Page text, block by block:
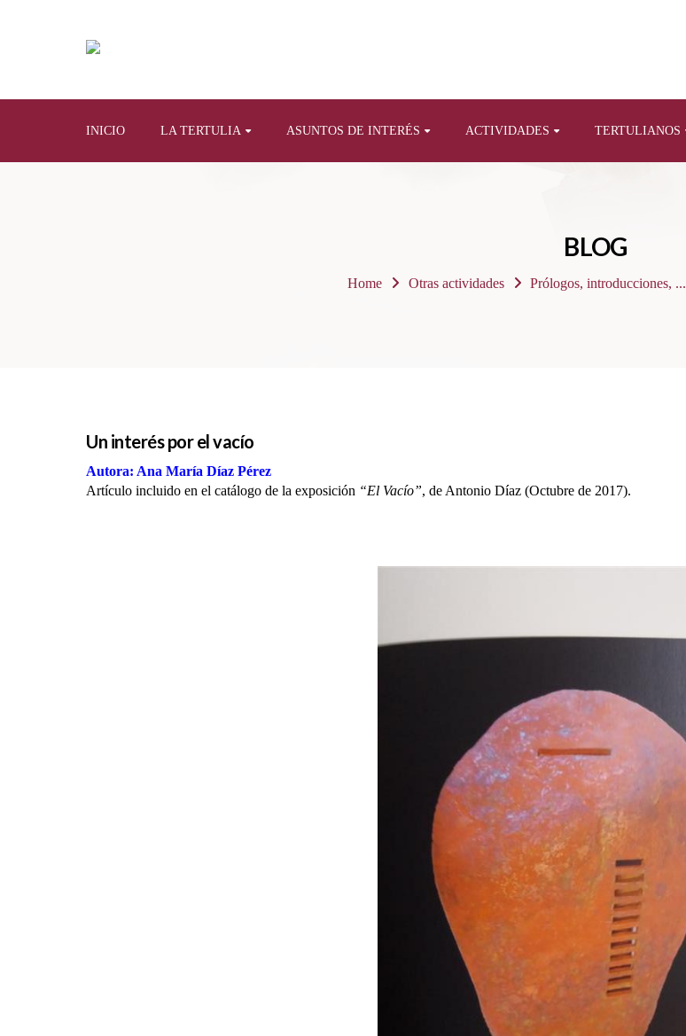
INICIO LA TERTULIA ASUNTOS DE INTERÉS ACTIVIDADES TERTULIANOS
BLOG
Home Otras actividades Prólogos, introducciones, ...
Un interés por el vacío
Autora: Ana María Díaz Pérez
Artículo incluido en el catálogo de la exposición “El Vacío”, de Antonio Díaz (Octubre de 2017).